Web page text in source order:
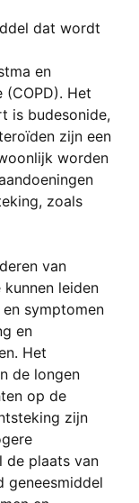
dat wordt
en
Het
is budesonide,
zijn een
worden
zoals
van
leiden
symptomen
en
Het
de longen
op de
zijn
de plaats van
geneesmiddel